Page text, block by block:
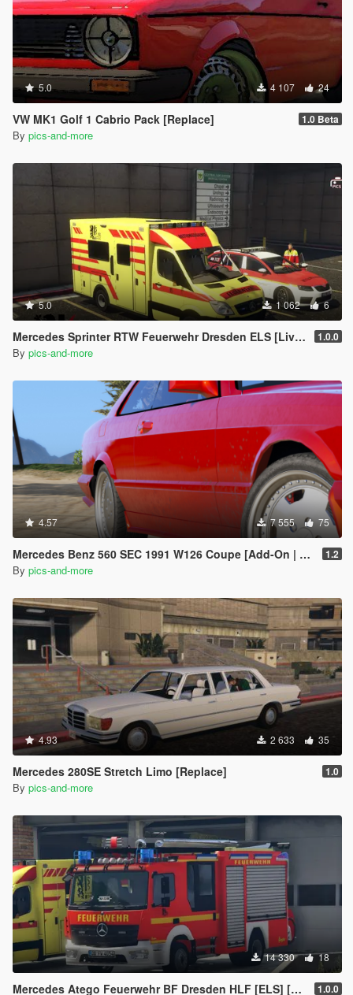
5.0 4 107 24
VW MK1 Golf 1 Cabrio Pack [Replace] 1.0 Beta
By pics-and-more
5.0 1 062 6
Mercedes Sprinter RTW Feuerwehr Dresden ELS [Livery] 1.0.0
By pics-and-more
4.57 7 555 75
Mercedes Benz 560 SEC 1991 W126 Coupe [Add-On | Replace] 1.2
By pics-and-more
4.93 2 633 35
Mercedes 280SE Stretch Limo [Replace] 1.0
By pics-and-more
14 330 18
Mercedes Atego Feuerwehr BF Dresden HLF [ELS] [Paintjob] 1.0.0